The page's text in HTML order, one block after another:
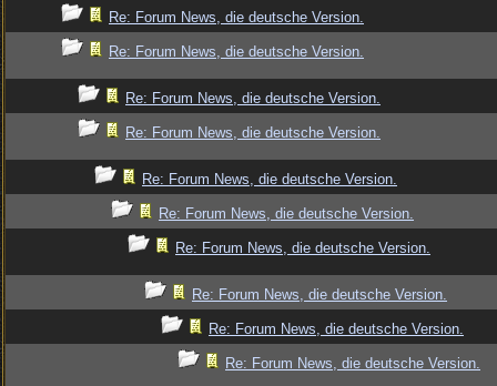
Re: Forum News, die deutsche Version.
Re: Forum News, die deutsche Version.
Re: Forum News, die deutsche Version.
Re: Forum News, die deutsche Version.
Re: Forum News, die deutsche Version.
Re: Forum News, die deutsche Version.
Re: Forum News, die deutsche Version.
Re: Forum News, die deutsche Version.
Re: Forum News, die deutsche Version.
Re: Forum News, die deutsche Version.